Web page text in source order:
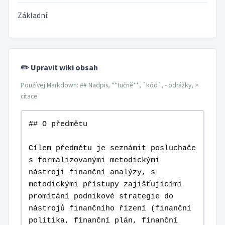
Základní:
✏️ Upravit wiki obsah
Používej Markdown: ## Nadpis, **tučně**, `kód`, - odrážky, >
citace